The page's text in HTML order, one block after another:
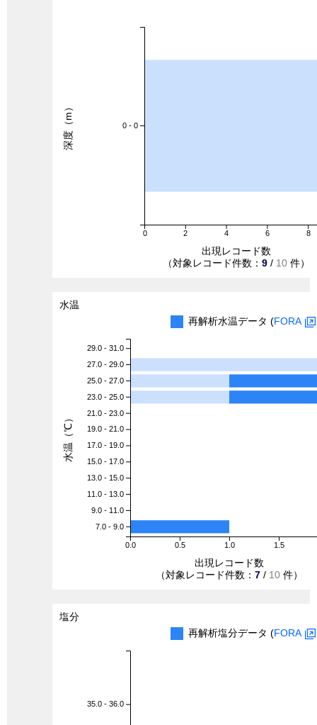
0 2 4 6 8
0 - 0
出現レコード数
（対象レコード件数： 9 / 10 件）
深度（m）
水温
再解析水温データ (FORA
0.0 0.5 1.0 1.5
29.0 - 31.0
27.0 - 29.0
25.0 - 27.0
23.0 - 25.0
21.0 - 23.0
19.0 - 21.0
17.0 - 19.0
15.0 - 17.0
13.0 - 15.0
11.0 - 13.0
9.0 - 11.0
7.0 - 9.0
出現レコード数
（対象レコード件数： 7 / 10 件）
水温（℃）
塩分
再解析塩分データ (FORA
35.0 - 36.0